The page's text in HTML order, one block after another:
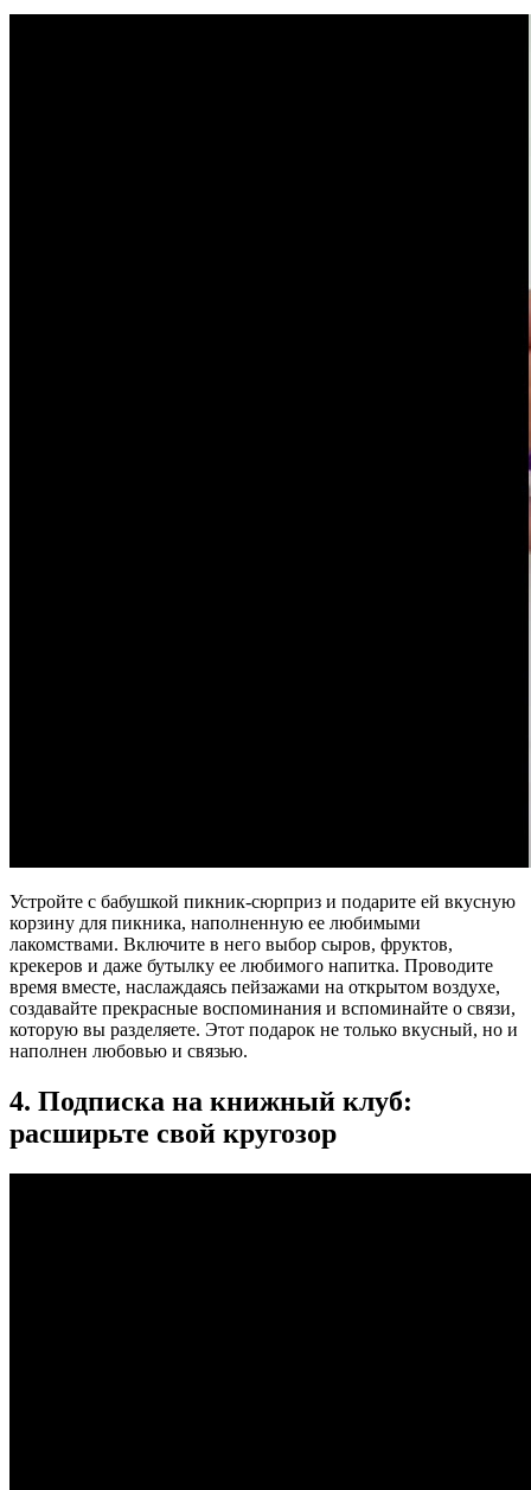
Устройте с бабушкой пикник-сюрприз и подарите ей вкусную
корзину для пикника, наполненную ее любимыми
лакомствами. Включите в него выбор сыров, фруктов,
крекеров и даже бутылку ее любимого напитка. Проводите
время вместе, наслаждаясь пейзажами на открытом воздухе,
создавайте прекрасные воспоминания и вспоминайте о связи,
которую вы разделяете. Этот подарок не только вкусный, но и
наполнен любовью и связью.
4. Подписка на книжный клуб:
расширьте свой кругозор